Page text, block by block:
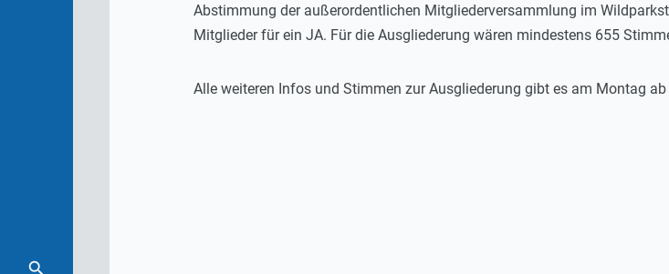
Abstimmung der außerordentlichen Mitgliederversammlung im
Mitglieder für ein JA. Für die Ausgliederung wären mindestens 655
Alle weiteren Infos und Stimmen zur Ausgliederung gibt es am Montag